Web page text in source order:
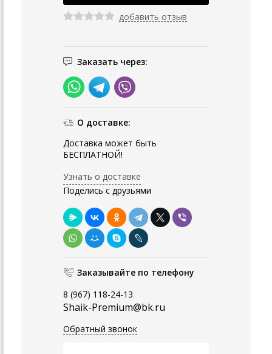
добавить отзыв
Заказать через:
О доставке:
Доставка может быть
БЕСПЛАТНОЙ!
Узнать о доставке
Поделись с друзьями
Заказывайте по телефону
8 (967) 118-24-13
Shaik-Premium@bk.ru
Обратный звонок